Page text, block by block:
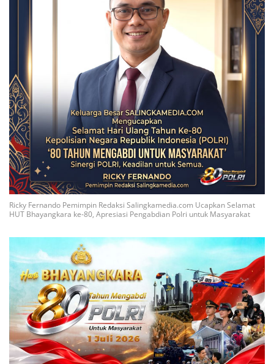
Ricky Fernando Pemimpin Redaksi Salingkamedia.com Ucapkan Selamat
HUT Bhayangkara ke-80, Apresiasi Pengabdian Polri untuk Masyarakat